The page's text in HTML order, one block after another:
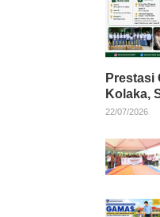
Prestasi
Kolaka,
dan
22/07/2026